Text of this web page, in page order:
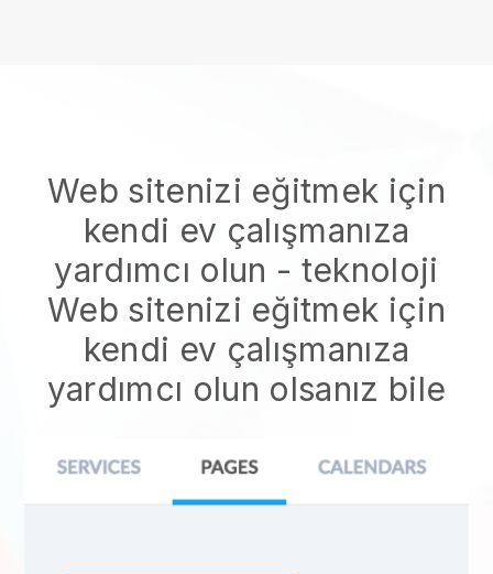
Web sitenizi eğitmek için
kendi ev çalışmanıza
yardımcı olun - teknoloji
Web sitenizi eğitmek için
kendi ev çalışmanıza
yardımcı olun olsanız bile